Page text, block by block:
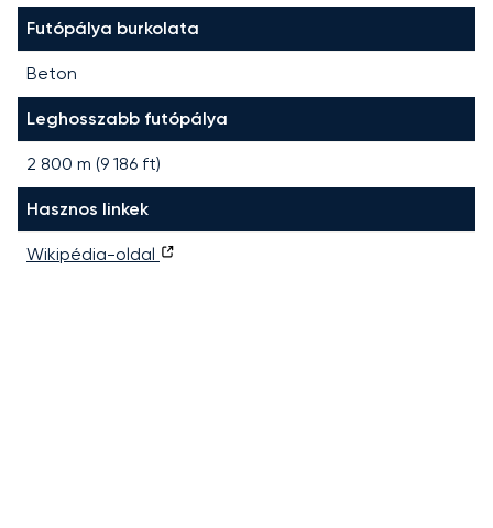
Futópálya burkolata
Beton
Leghosszabb futópálya
2 800 m (9 186 ft)
Hasznos linkek
Wikipédia-oldal